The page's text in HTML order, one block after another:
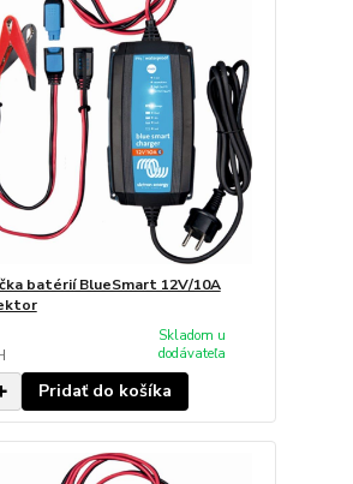
batérií BlueSmart 12V/10A
Skladom u
dodávateľa
Pridať do košíka